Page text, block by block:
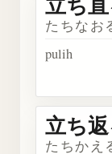
たちなお
pulih
立ち
たちかえ